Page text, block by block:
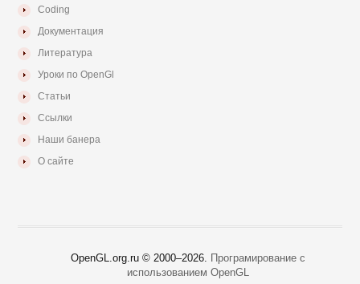
Coding
Документация
Литература
Уроки по OpenGl
Статьи
Ссылки
Наши банера
О сайте
OpenGL.org.ru © 2000–2026. Програмирование с
использованием OpenGL